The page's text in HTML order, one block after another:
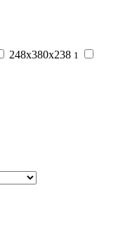
248х380х238 1